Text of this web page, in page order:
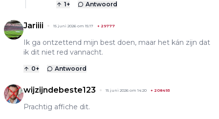
1+ Antwoord
Jariiii 15 juni 2026 om 15:17 + 29777
Ik ga ontzettend mijn best doen, maar het kán zijn dat
ik dit niet red vannacht.
0+ Antwoord
wijzijndebeste123 15 juni 2026 om 14:20 + 208493
Prachtig affiche dit.